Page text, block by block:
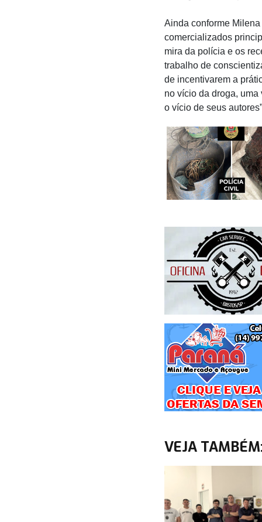
Ainda conforme
comercializados
mira da polícia e os
trabalho de
de incentivarem a
no vício da droga,
o vício de seus
VEJA